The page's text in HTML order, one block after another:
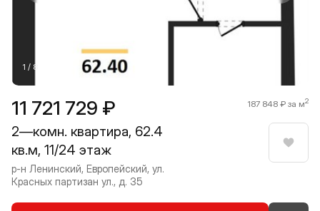
11 721 729 ₽ 187 848 ₽ за м2
2—комн. квартира, 62.4
кв.м, 11/24 этаж
р-н Ленинский, Европейский, ул.
Красных партизан ул., д. 35
1 / 8